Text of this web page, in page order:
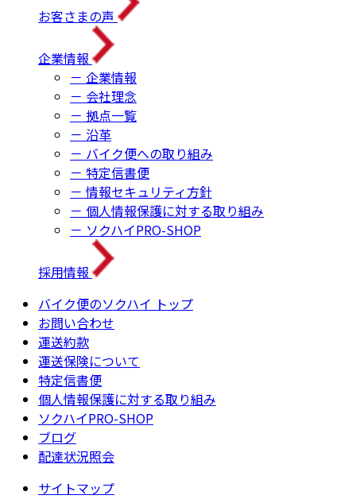
お客さまの声
企業情報
－ 企業情報
－ 会社理念
－ 拠点一覧
－ 沿革
－ バイク便への取り組み
－ 特定信書便
－ 情報セキュリティ方針
－ 個人情報保護に対する取り組み
－ ソクハイPRO-SHOP
採用情報
バイク便のソクハイ トップ
お問い合わせ
運送約款
運送保険について
特定信書便
個人情報保護に対する取り組み
ソクハイPRO-SHOP
ブログ
配達状況照会
サイトマップ